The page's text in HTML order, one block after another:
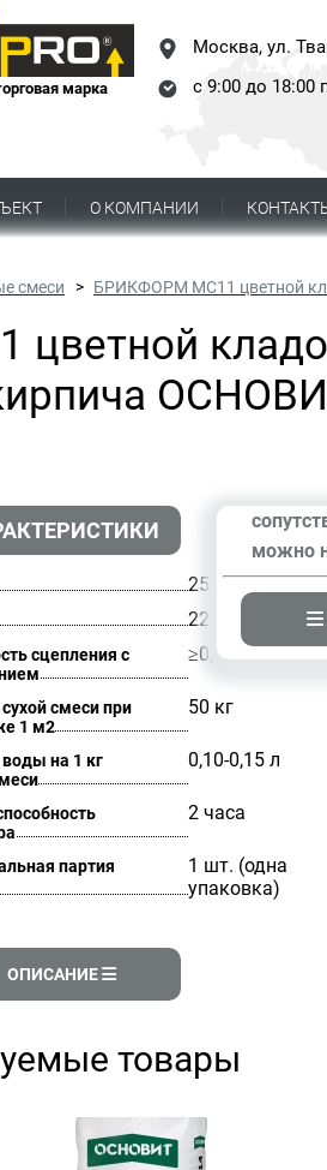
марка
Москва, ул.
с 9:00 до 18:00
О КОМПАНИИ
смеси БРИКФОРМ MC11 цветной
25
22 цвета
сцепления с
≥0,3 МПа
смеси при
1 м2
50 кг
на 1 кг
0,10-0,15 л
2 часа
партия
1 шт. (одна
упаковка)
ОПИСАНИЕ
можно
товары